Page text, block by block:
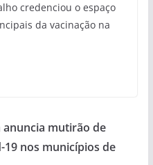
credenciou o espaço
da vacinação na
mutirão de
19 nos municípios de